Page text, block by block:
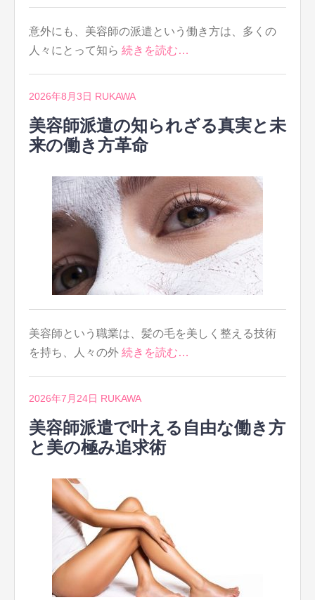
意外にも、美容師の派遣という働き方は、多くの
人々にとって知ら 続きを読む…
2026年8月3日 RUKAWA
美容師派遣の知られざる真実と未
来の働き方革命
美容師という職業は、髪の毛を美しく整える技術
を持ち、人々の外 続きを読む…
2026年7月24日 RUKAWA
美容師派遣で叶える自由な働き方
と美の極み追求術